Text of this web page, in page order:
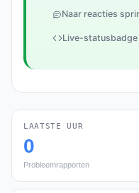
Naar reacties
Live-statusbadge
LAATSTE UUR
0
Probleemrapporten